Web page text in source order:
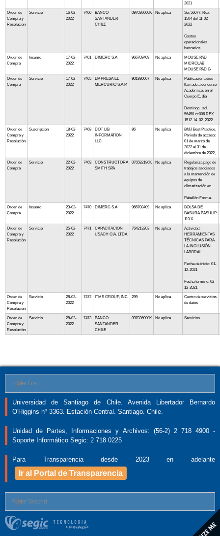
2021
Orden de
Compra y
Resolución
Servicio
16-02-
2022
7460
BANCO
SANTANDER
CHILE
097036000K No aplica
So. 56077; Rex.
1504 del 11-02-
2022
Gastos
operacionales
bancarios
Orden de
Compra
Insumo
17-02-
2022
7461 DIMERC S.A 966708409 No aplica
MOUSE PAD
MICROLAB
MOUSE PAD G
Orden de
Compra
Servicio
17-02-
2022
7465
EMPRESA EL
MERCURIO S.A.P.
901930007 No aplica
Publicación aviso
llamado a concurso
Académico, en el
Cuerpo E, día
Domingo. sol.
56450 cc006 REX.
1512 14_02_2022
Orden de
Compra y
Resolución
Suscripción
18-02-
2022
7468
DOT LIB
INFORMATION
LLC
86 No aplica
BMJ Best Practice,
Periodo de acceso:
01 de marzo de
2022 al 31 de
diciembre de 2022,
Orden de
Compra
Servicio
22-02-
2022
7469
CONSTRUCTORA
SMITH SPA
076582186K No aplica
Regulariza pago de
trabajos asociados
a la mantención de
equipos de
climatización en
Pabellón Forma.
Orden de
Compra
Insumo
23-02-
2022
7470 DIMERC S.A 966708409 No aplica
BOLSA DE
BASURA BASULIP
110 X
Orden de
Compra y
Resolución
Servicio
25-02-
2022
7471
CAPACITACION
USACH CIA. LTDA.
764213203 No aplica
Actividad:
HERRAMIENTAS
TÉCNICAS PARA
LA INCLUSIÓN
LABORAL
Fecha de inicio: 01-
12-2021
Fecha término: 02-
12-2021
Orden de
Compra y
Resolución
Servicio
28-02-
2022
7472 ITMS GROUP, INC 299 No aplica
Centro de servicios
de datos
Orden de
Compra y
Resolución
Servicio
28-02-
2022
7473
BANCO
SANTANDER
CHILE
097036000K No aplica Servicios
Footer First
Universidad de Santiago de Chile. Avenida Libertador Bernardo
O'Higgins nº 3363. Estación Central. Santiago. Chile.
Unidad de Partes, Informaciones y Archivos: (56-2) 2 718 4900 -
Soporte Informático Segic: 2 718 0225
Para Transparencia desde 2023 en adelante
Ir al Portal de Transparencia
Footer Second